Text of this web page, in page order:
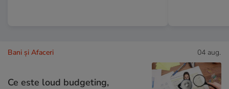
Bani și Afaceri 04 aug.
Ce este loud budgeting,